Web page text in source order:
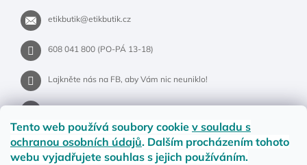
Tento web používá soubory cookie v souladu s
ochranou osobních údajů. Dalším procházením tohoto
webu vyjadřujete souhlas s jejich používáním.
etikbutik@etikbutik.cz
608 041 800 (PO-PÁ 13-18)
Lajkněte nás na FB, aby Vám nic neuniklo!